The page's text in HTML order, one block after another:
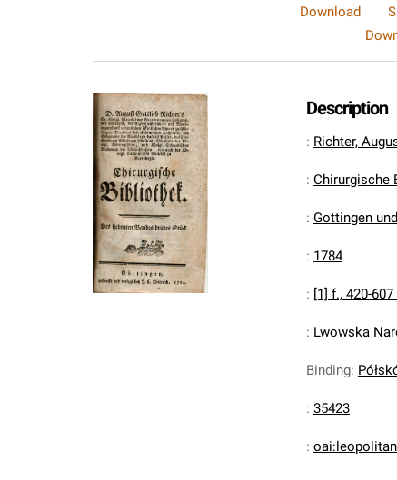
Download
Description
: Richter,
: Chirurgische
: Gottingen
: 1784
: [1] f., 420-607
: Lwowska
Binding:
: 35423
: